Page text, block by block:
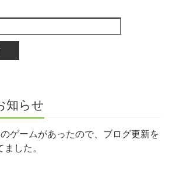
知らせ
ゲームがあったので、ブログ更新を
した。